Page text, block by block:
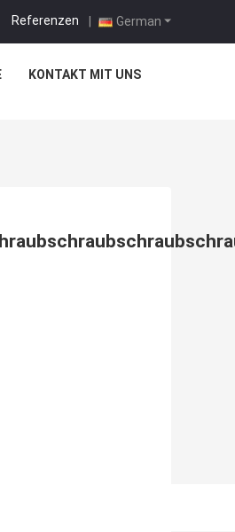
German
Referenzen |
KONTAKT MIT UNS